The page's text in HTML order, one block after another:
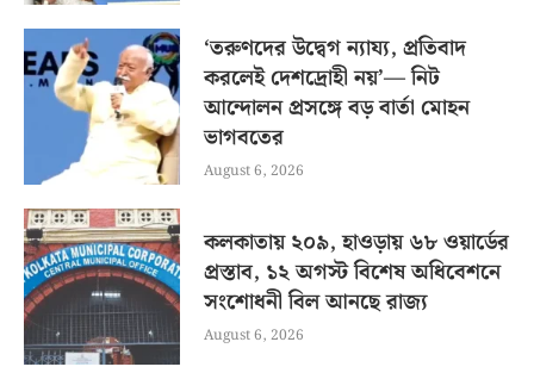
‘তরুণদের উদ্বেগ ন্যায্য, প্রতিবাদ
করলেই দেশদ্রোহী নয়’— নিট
আন্দোলন প্রসঙ্গে বড় বার্তা মোহন
ভাগবতের
August 6, 2026
কলকাতায় ২০৯, হাওড়ায় ৬৮ ওয়ার্ডের
প্রস্তাব, ১২ অগস্ট বিশেষ অধিবেশনে
সংশোধনী বিল আনছে রাজ্য
August 6, 2026